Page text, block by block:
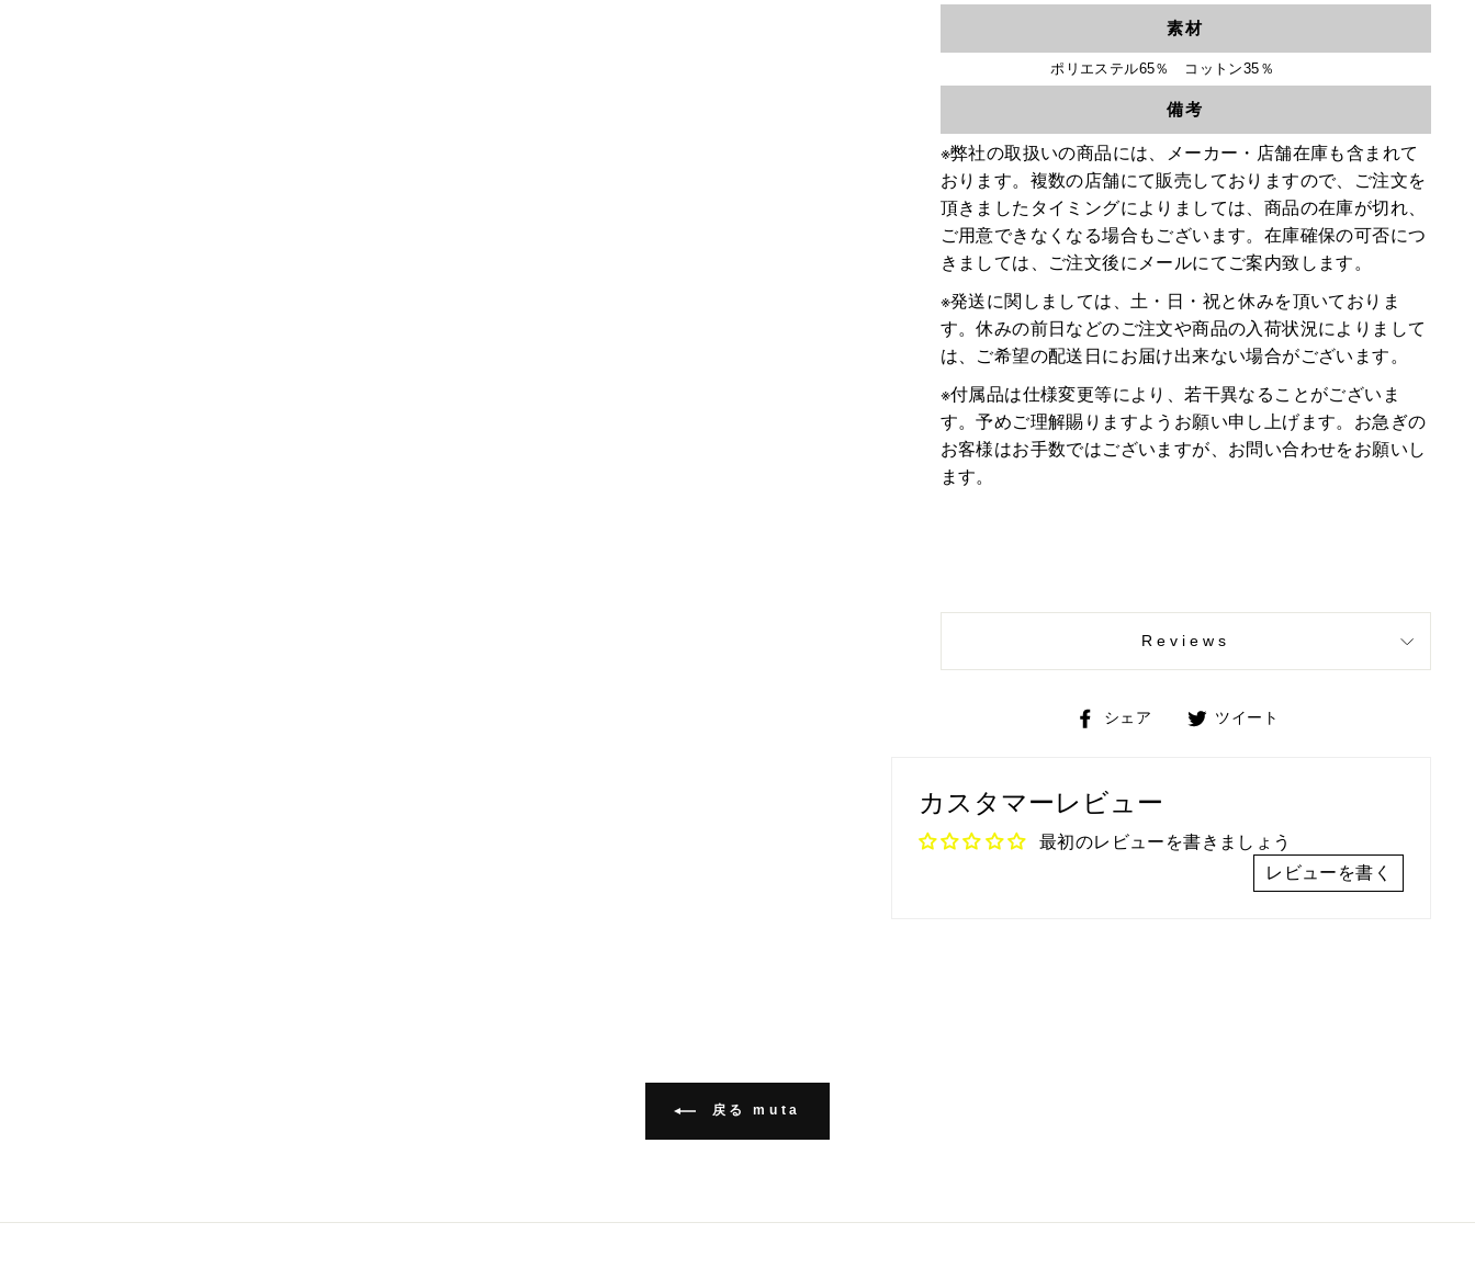
素材
ポリエステル65％ コットン35％
備考
※弊社の取扱いの商品には、メーカー・店舗在庫も含まれて
おります。複数の店舗にて販売しておりますので、ご注文を
頂きましたタイミングによりましては、商品の在庫が切れ、
ご用意できなくなる場合もございます。在庫確保の可否につ
きましては、ご注文後にメールにてご案内致します。
※発送に関しましては、土・日・祝と休みを頂いておりま
す。休みの前日などのご注文や商品の入荷状況によりまして
は、ご希望の配送日にお届け出来ない場合がございます。
※付属品は仕様変更等により、若干異なることがございま
す。予めご理解賜りますようお願い申し上げます。お急ぎの
お客様はお手数ではございますが、お問い合わせをお願いし
ます。
Reviews
シェア
Facebook
ツイート
ト
カスタマーレビュー
最初のレビューを書きましょう
レビューを書く
戻る muta